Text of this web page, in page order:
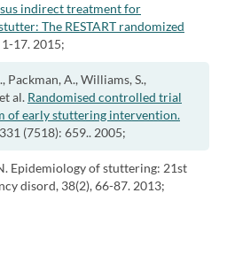
indirect treatment for
The RESTART randomized
1-17. 2015;
Packman, A., Williams, S.,
al. Randomised controlled trial
of early stuttering intervention.
(7518): 659.. 2005;
Epidemiology of stuttering: 21st
disord, 38(2), 66-87. 2013;